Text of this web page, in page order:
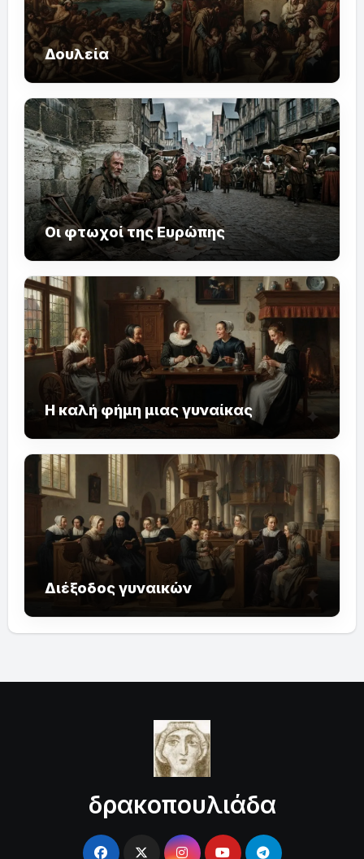
Δουλεία
Οι φτωχοί της Ευρώπης
Η καλή φήμη μιας γυναίκας
Διέξοδος γυναικών
δρακοπουλιάδα